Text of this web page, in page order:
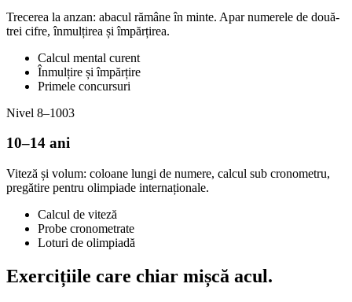
Trecerea la anzan: abacul rămâne în minte. Apar numerele de două-
trei cifre, înmulțirea și împărțirea.
Calcul mental curent
Înmulțire și împărțire
Primele concursuri
Nivel 8–1003
10–14 ani
Viteză și volum: coloane lungi de numere, calcul sub cronometru,
pregătire pentru olimpiade internaționale.
Calcul de viteză
Probe cronometrate
Loturi de olimpiadă
Exercițiile care chiar mișcă acul.